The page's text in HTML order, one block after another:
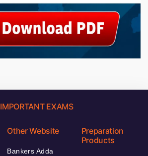
IMPORTANT EXAMS
Other Website
Bankers Adda
Preparation
Products